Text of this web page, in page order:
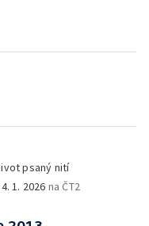
psaný nití
4. 1. 2026 na ČT2